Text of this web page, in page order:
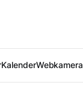
KalenderWebkamera